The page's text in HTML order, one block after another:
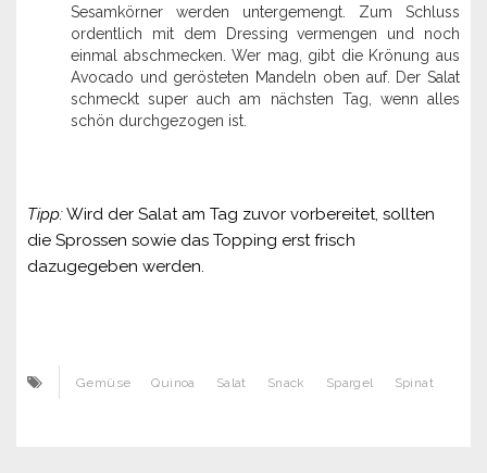
Sesamkörner werden untergemengt. Zum Schluss
ordentlich mit dem Dressing vermengen und noch
einmal abschmecken. Wer mag, gibt die Krönung aus
Avocado und gerösteten Mandeln oben auf. Der Salat
schmeckt super auch am nächsten Tag, wenn alles
schön durchgezogen ist.
Tipp:Wird der Salat am Tag zuvor vorbereitet, sollten
die Sprossen sowie das Topping erst frisch
dazugegeben werden.
Gemüse Quinoa Salat Snack Spargel Spinat